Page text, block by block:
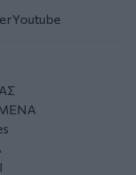
Youtube